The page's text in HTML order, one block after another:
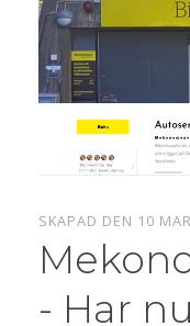
SKAPAD DEN 10
- Har